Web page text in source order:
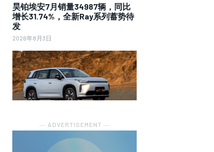
昊铂埃安7月销量34987辆，同比
增长31.74%，全新Ray系列蓄势待
发
2026年8月3日
― ADVERTISEMENT ―